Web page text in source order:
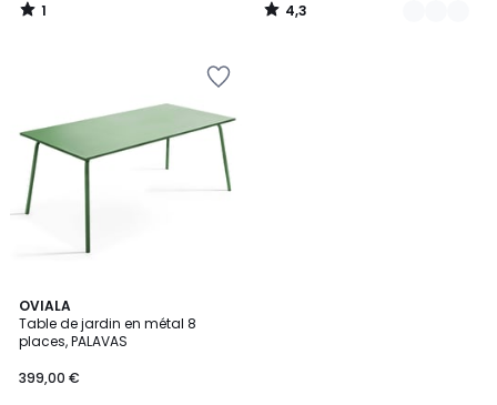
1
/
4,3
/
OVIALA
Table de jardin en métal 8
places, PALAVAS
399,00 €
3,6
/ 5
6
Couleurs